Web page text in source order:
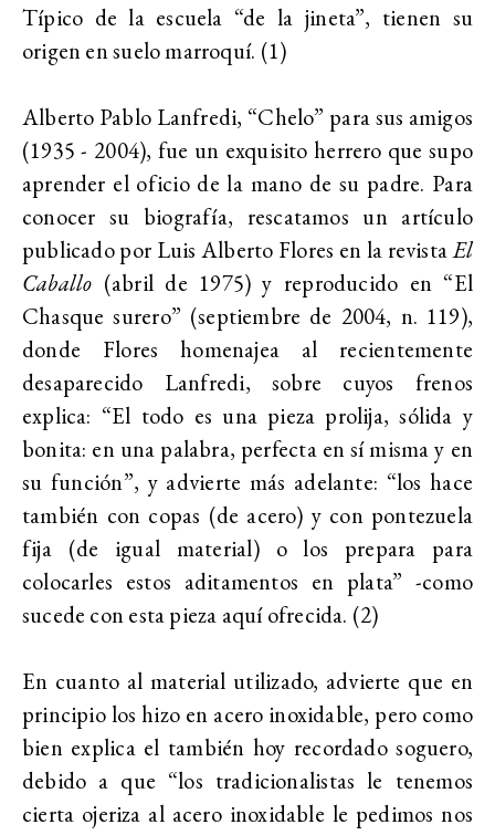
Típico de la escuela “de la jineta”, tienen su
origen en suelo marroquí. (1)
Alberto Pablo Lanfredi, “Chelo” para sus amigos
(1935 - 2004), fue un exquisito herrero que supo
aprender el oficio de la mano de su padre. Para
conocer su biografía, rescatamos un artículo
publicado por Luis Alberto Flores en la revistaEl
Caballo (abril de 1975) y reproducido en “El
Chasque surero” (septiembre de 2004, n. 119),
donde Flores homenajea al recientemente
desaparecido Lanfredi, sobre cuyos frenos
explica: “El todo es una pieza prolija, sólida y
bonita: en una palabra, perfecta en sí misma y en
su función”, y advierte más adelante: “los hace
también con copas (de acero) y con pontezuela
fija (de igual material) o los prepara para
colocarles estos aditamentos en plata” -como
sucede con esta pieza aquí ofrecida. (2)
En cuanto al material utilizado, advierte que en
principio los hizo en acero inoxidable, pero como
bien explica el también hoy recordado soguero,
debido a que “los tradicionalistas le tenemos
cierta ojeriza al acero inoxidable le pedimos nos